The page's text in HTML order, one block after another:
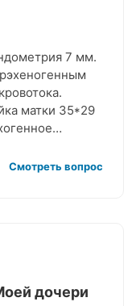
7 мм.
матки 35*29
Смотреть вопрос
дочери